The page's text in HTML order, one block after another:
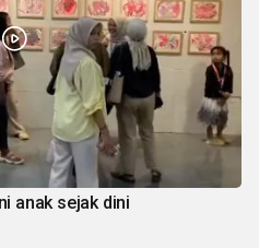
anak sejak dini